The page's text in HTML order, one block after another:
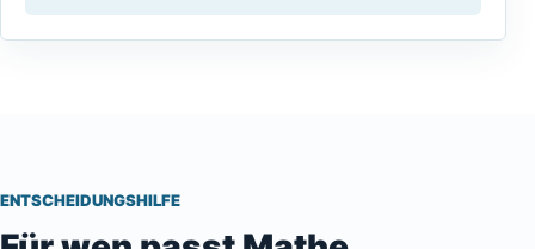
ENTSCHEIDUNGSHILFE